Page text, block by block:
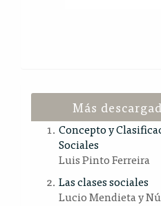
Más
Concepto y
Sociales
Luis Pinto Ferreira
Las clases sociales
Lucio Mendieta y